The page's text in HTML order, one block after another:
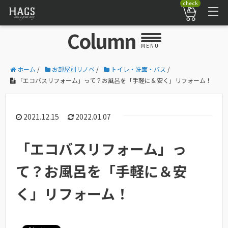
check
Column MENU
ホーム / お部屋別リノベ / トイレ・洗面・バス /
「エコバスリフォーム」って？お風呂を「手軽に＆安く」リフォーム！
2021.12.15 2022.01.07
「エコバスリフォーム」っ
て？お風呂を「手軽に＆安
く」リフォーム！